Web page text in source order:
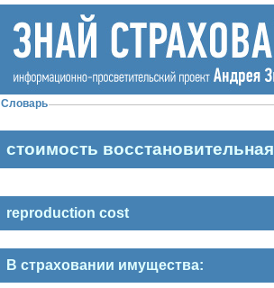
Словарь
стоимость восстановительная
reproduction cost
В страховании имущества: